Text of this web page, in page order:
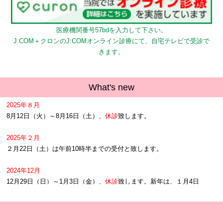
医療機関番号57bdを入力して下さい。
J:COM＋クロンのJ:COMオンライン診療にて、自宅テレビで受診で
きます。
What's new